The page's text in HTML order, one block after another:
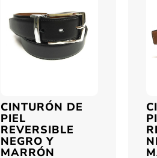
CINTURÓN DE
PIEL
REVERSIBLE
NEGRO Y
MARRÓN